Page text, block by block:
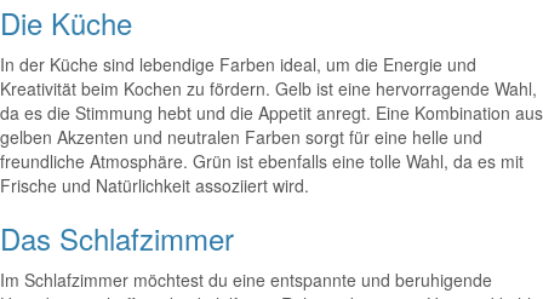
Die Küche
In der Küche sind lebendige Farben ideal, um die Energie und
Kreativität beim Kochen zu fördern. Gelb ist eine hervorragende Wahl,
da es die Stimmung hebt und die Appetit anregt. Eine Kombination aus
gelben Akzenten und neutralen Farben sorgt für eine helle und
freundliche Atmosphäre. Grün ist ebenfalls eine tolle Wahl, da es mit
Frische und Natürlichkeit assoziiert wird.
Das Schlafzimmer
Im Schlafzimmer möchtest du eine entspannte und beruhigende